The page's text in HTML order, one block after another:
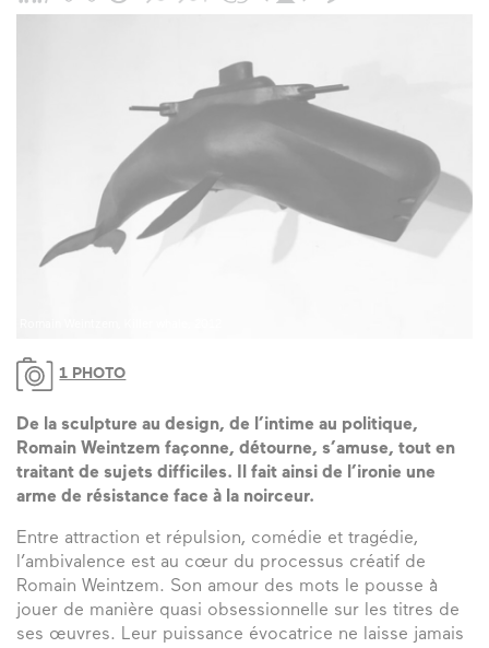
1 PHOTO
De la sculpture au design, de l’intime au politique,
Romain Weintzem façonne, détourne, s’amuse, tout en
traitant de sujets difficiles. Il fait ainsi de l’ironie une
arme de résistance face à la noirceur.
Entre attraction et répulsion, comédie et tragédie,
l’ambivalence est au cœur du processus créatif de
Romain Weintzem. Son amour des mots le pousse à
jouer de manière quasi obsessionnelle sur les titres de
ses œuvres. Leur puissance évocatrice ne laisse jamais